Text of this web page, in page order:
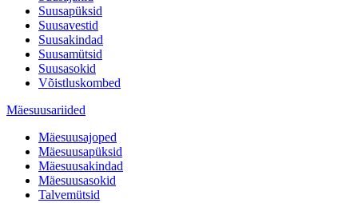
Suusapüksid
Suusavestid
Suusakindad
Suusamütsid
Suusasokid
Võistluskombed
Mäesuusariided
Mäesuusajoped
Mäesuusapüksid
Mäesuusakindad
Mäesuusasokid
Talvemütsid